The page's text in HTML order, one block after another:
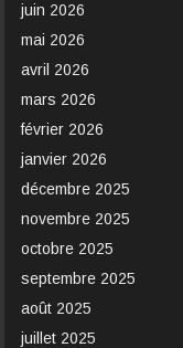
juin 2026
mai 2026
avril 2026
mars 2026
février 2026
janvier 2026
décembre 2025
novembre 2025
octobre 2025
septembre 2025
août 2025
juillet 2025